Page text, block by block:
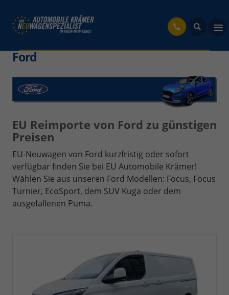
Ford
EU Reimporte von Ford zu günstigen
Preisen
EU-Neuwagen von Ford kurzfristig oder sofort
verfügbar finden Sie bei EU Automobile Krämer!
Wählen Sie aus unseren Ford Modellen: Focus, Focus
Turnier, EcoSport, dem SUV Kuga oder dem
ausgefallenen Puma.